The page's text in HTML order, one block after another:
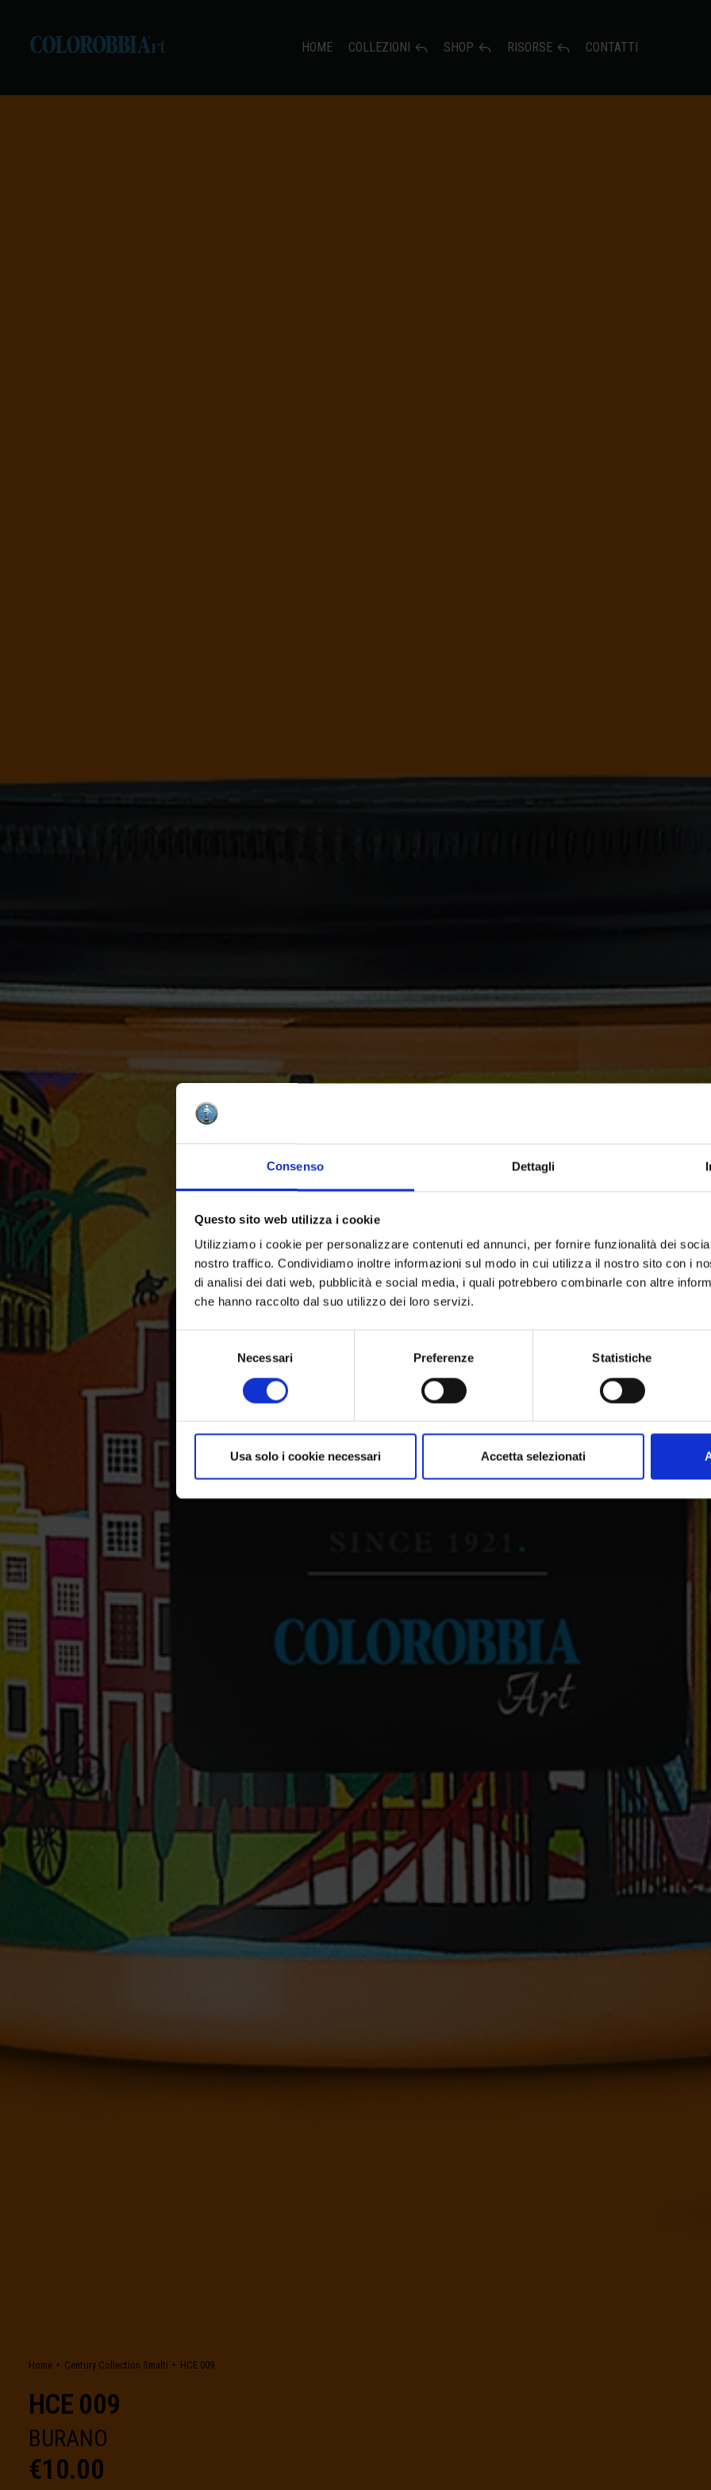
Consenso Dettagli
Questo sito web utilizza i cookie
Utilizziamo i cookie per personalizzare contenuti ed annunci, per fornire funzionalità dei
nostro traffico. Condividiamo inoltre informazioni sul modo in cui utilizza il nostro sito con i
di analisi dei dati web, pubblicità e social media, i quali potrebbero combinarle con altre
che hanno raccolto dal suo utilizzo dei loro servizi.
Necessari Preferenze Statistiche
Usa solo i cookie necessari Accetta selezionati
HOME COLLEZIONI SHOP RISORSE CONTATTI
Home Century Collection Smalti HCE 009
HCE 009
BURANO
€10.00